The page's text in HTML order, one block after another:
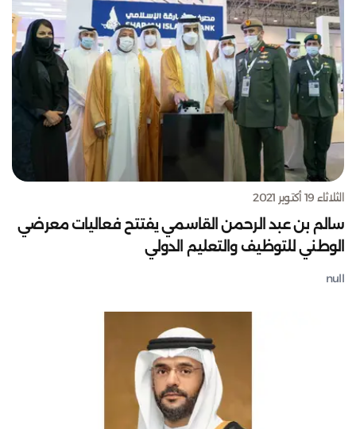
الثلاثاء 19 أكتوبر 2021
سالم بن عبد الرحمن القاسمي يفتتح فعاليات معرضي
الوطني للتوظيف والتعليم الدولي
null